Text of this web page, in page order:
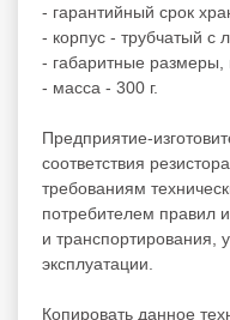
- гарантийный срок
- корпус - трубчатый с
- габаритные
- масса - 300 г.
Предприятие-
соответствия
требованиям
потребителем правил
и транспортирования,
эксплуатации.
Копировать данное